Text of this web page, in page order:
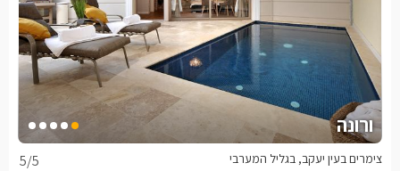
ורונה
5/5 צימרים בעין יעקב, בגליל המערבי